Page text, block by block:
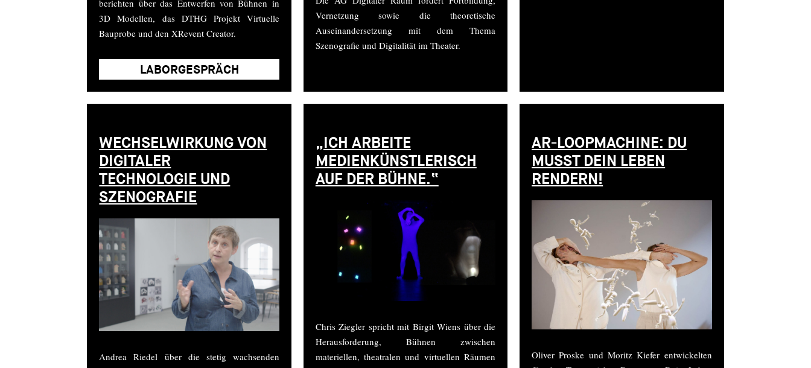
berichten über das Entwerfen von Bühnen in
3D Modellen, das DTHG Projekt Virtuelle
Bauprobe und den XRevent Creator.
Vernetzung sowie die theoretische
Auseinandersetzung mit dem Thema
Szenografie und Digitalität im Theater.
WECHSELWIRKUNG VON
DIGITALER
TECHNOLOGIE UND
SZENOGRAFIE
Andrea Riedel über die stetig wachsenden
„ICH ARBEITE
MEDIENKÜNSTLERISCH
AUF DER BÜHNE.“
Chris Ziegler spricht mit Birgit Wiens über die
Herausforderung, Bühnen zwischen
materiellen, theatralen und virtuellen Räumen
AR-LOOPMACHINE: DU
MUSST DEIN LEBEN
RENDERN!
Oliver Proske und Moritz Kiefer entwickelten